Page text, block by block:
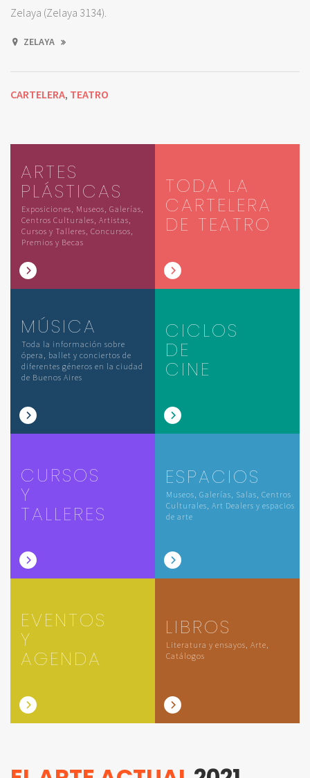
Zelaya (Zelaya 3134).
ZELAYA
CARTELERA, TEATRO
ARTES
PLÁSTICAS
Exposiciones, Museos, Galerías,
Centros Culturales, Artistas,
Cursos y Talleres, Concursos,
Premios y Becas
TODA LA
CARTELERA
DE TEATRO
MÚSICA
Toda la información sobre
ópera, ballet y conciertos de
diferentes géneros en la ciudad
de Buenos Aires
CICLOS
DE
CINE
CURSOS
Y
TALLERES
ESPACIOS
Museos, Galerías, Salas, Centros
Culturales, Art Dealers y espacios
de arte
EVENTOS
Y
AGENDA
LIBROS
Literatura y ensayos, Arte,
Catálogos